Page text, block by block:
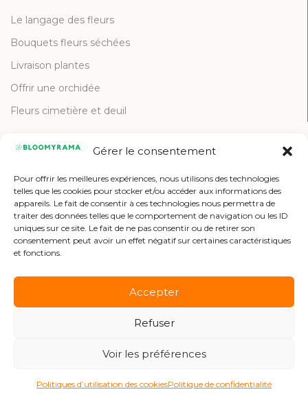
Gérer le consentement
Pour offrir les meilleures expériences, nous utilisons des technologies
telles que les cookies pour stocker et/ou accéder aux informations des
appareils. Le fait de consentir à ces technologies nous permettra de
traiter des données telles que le comportement de navigation ou les ID
uniques sur ce site. Le fait de ne pas consentir ou de retirer son
consentement peut avoir un effet négatif sur certaines caractéristiques
et fonctions.
Accepter
Refuser
Voir les préférences
Politiques d’utilisation des cookiesPolitique de confidentialité
Le langage des fleurs
Bouquets fleurs séchées
Livraison plantes
Offrir une orchidée
Fleurs cimetière et deuil
Contactez-nous
Etre référencé
Offres d'emploi